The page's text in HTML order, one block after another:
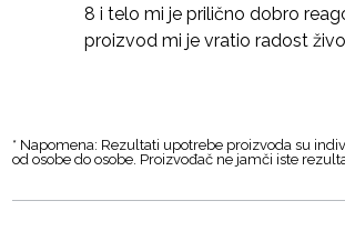
8 i telo mi je prilično dobro
proizvod mi je vratio radost
* Napomena: Rezultati upotrebe proizvoda su
od osobe do osobe. Proizvođač ne jamči iste